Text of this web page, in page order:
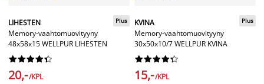
LIHESTEN
Memory-vaahtomuovityyny
48x58x15 WELLPUR LIHESTEN
Plus






20,-/KPL
KVINA
Memory-vaahtomuovityyny
30x50x10/7 WELLPUR KVINA
Plus






15,-/KPL